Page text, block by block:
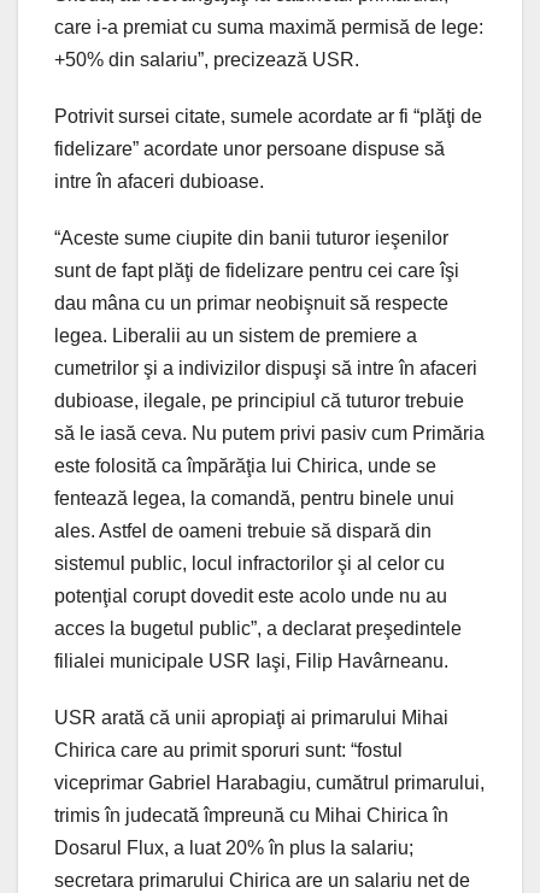
care i-a premiat cu suma maximă permisă de lege:
+50% din salariu”, precizează USR.
Potrivit sursei citate, sumele acordate ar fi “plăţi de
fidelizare” acordate unor persoane dispuse să
intre în afaceri dubioase.
“Aceste sume ciupite din banii tuturor ieşenilor
sunt de fapt plăţi de fidelizare pentru cei care îşi
dau mâna cu un primar neobişnuit să respecte
legea. Liberalii au un sistem de premiere a
cumetrilor şi a indivizilor dispuşi să intre în afaceri
dubioase, ilegale, pe principiul că tuturor trebuie
să le iasă ceva. Nu putem privi pasiv cum Primăria
este folosită ca împărăţia lui Chirica, unde se
fentează legea, la comandă, pentru binele unui
ales. Astfel de oameni trebuie să dispară din
sistemul public, locul infractorilor şi al celor cu
potenţial corupt dovedit este acolo unde nu au
acces la bugetul public”, a declarat preşedintele
filialei municipale USR Iaşi, Filip Havârneanu.
USR arată că unii apropiaţi ai primarului Mihai
Chirica care au primit sporuri sunt: “fostul
viceprimar Gabriel Harabagiu, cumătrul primarului,
trimis în judecată împreună cu Mihai Chirica în
Dosarul Flux, a luat 20% în plus la salariu;
secretara primarului Chirica are un salariu net de